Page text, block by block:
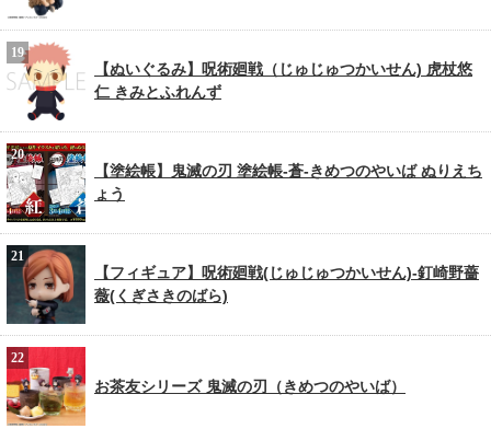
【ぬいぐるみ】呪術廻戦（じゅじゅつかいせん) 虎杖悠
仁 きみとふれんず
【塗絵帳】鬼滅の刃 塗絵帳-蒼-きめつのやいば ぬりえち
ょう
【フィギュア】呪術廻戦(じゅじゅつかいせん)-釘崎野薔
薇(くぎさきのばら)
お茶友シリーズ 鬼滅の刃（きめつのやいば）